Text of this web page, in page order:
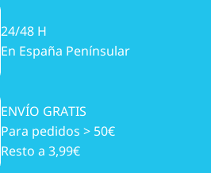
24/48 H
En España Penínsular
ENVÍO GRATIS
Para pedidos > 50€
Resto a 3,99€